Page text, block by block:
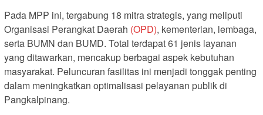
Pada MPP ini, tergabung 18 mitra strategis, yang meliputi
Organisasi Perangkat Daerah (OPD), kementerian, lembaga,
serta BUMN dan BUMD. Total terdapat 61 jenis layanan
yang ditawarkan, mencakup berbagai aspek kebutuhan
masyarakat. Peluncuran fasilitas ini menjadi tonggak penting
dalam meningkatkan optimalisasi pelayanan publik di
Pangkalpinang.